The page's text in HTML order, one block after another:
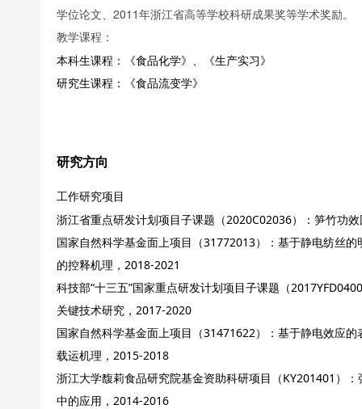
学位论文、2011年浙江省高等学校科研成果奖等学术奖励。
教学课程：
本科生课程：《食品化学》、《生产实习》
研究生课程：《食品流变学》
研究方向
工作研究项目
浙江省重点研发计划项目子课题（2020C02036）：笋竹功
国家自然科学基金面上项目（31772013）：基于静电纺丝
的控释机理，2018-2021
科技部“十三五”国家重点研发计划项目子课题（
关键技术研究，2017-2020
国家自然科学基金面上项目（31471622）：基于静电效应
载运机理，2015-2018
浙江大学馥莉食品研究院基金资助科研项目（KY201401）
中的应用，2014-2016